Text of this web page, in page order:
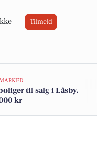
Tilmeld
til salg i Låsby.
kr